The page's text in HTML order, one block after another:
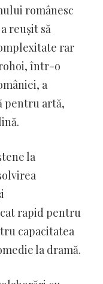
românesc
reușit să
rar
într-o
a
pentru artă,
la
rapid pentru
capacitatea
la dramă.